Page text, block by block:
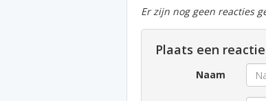
Er zijn nog geen reacties
Plaats een reactie
Naam